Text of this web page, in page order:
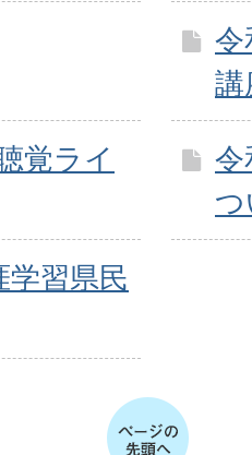
令
講
覚ライ
令
学習県民